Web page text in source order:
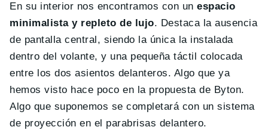
En su interior nos encontramos con unespacio
minimalista y repleto de lujo. Destaca la ausencia
de pantalla central, siendo la única la instalada
dentro del volante, y una pequeña táctil colocada
entre los dos asientos delanteros. Algo que ya
hemos visto hace poco en la propuesta de Byton.
Algo que suponemos se completará con un sistema
de proyección en el parabrisas delantero.